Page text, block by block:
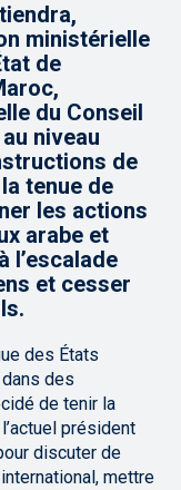
ministérielle
de
du Conseil
niveau
de
tenue de
les actions
arabe et
l’escalade
et cesser
des États
des
de tenir la
président
discuter de
mettre